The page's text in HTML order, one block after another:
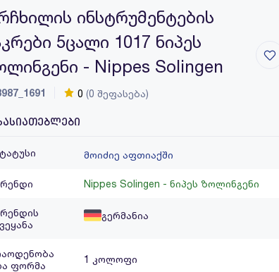
ინსტრუმენტების
5ცალი 1017 ნიპეს
- Nippes Solingen
0 (0 შეფასება)
მოიძიე აფთიაქში
Nippes Solingen - ნიპეს ზოლინგენი
გერმანია
ფორმა
1 კოლოფი